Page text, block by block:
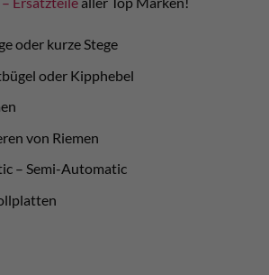
oder kurze Stege
oder Kipphebel
von Riemen
– Semi-Automatic